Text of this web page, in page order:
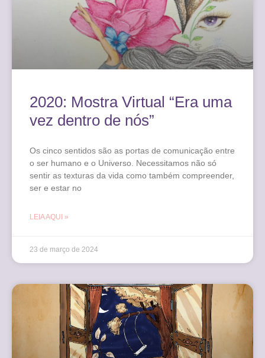
2020: Mostra Virtual “Era uma
vez dentro de nós”
Os cinco sentidos são as portas de comunicação entre
o ser humano e o Universo. Necessitamos não só
sentir as texturas da vida como também compreender,
ser e estar no
LEIA AQUI »
23 de março de 2024